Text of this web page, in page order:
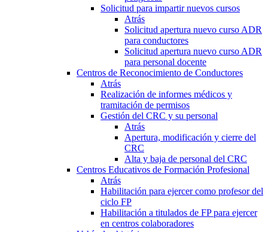
Solicitud para impartir nuevos cursos
Atrás
Solicitud apertura nuevo curso ADR
para conductores
Solicitud apertura nuevo curso ADR
para personal docente
Centros de Reconocimiento de Conductores
Atrás
Realización de informes médicos y
tramitación de permisos
Gestión del CRC y su personal
Atrás
Apertura, modificación y cierre del
CRC
Alta y baja de personal del CRC
Centros Educativos de Formación Profesional
Atrás
Habilitación para ejercer como profesor del
ciclo FP
Habilitación a titulados de FP para ejercer
en centros colaboradores